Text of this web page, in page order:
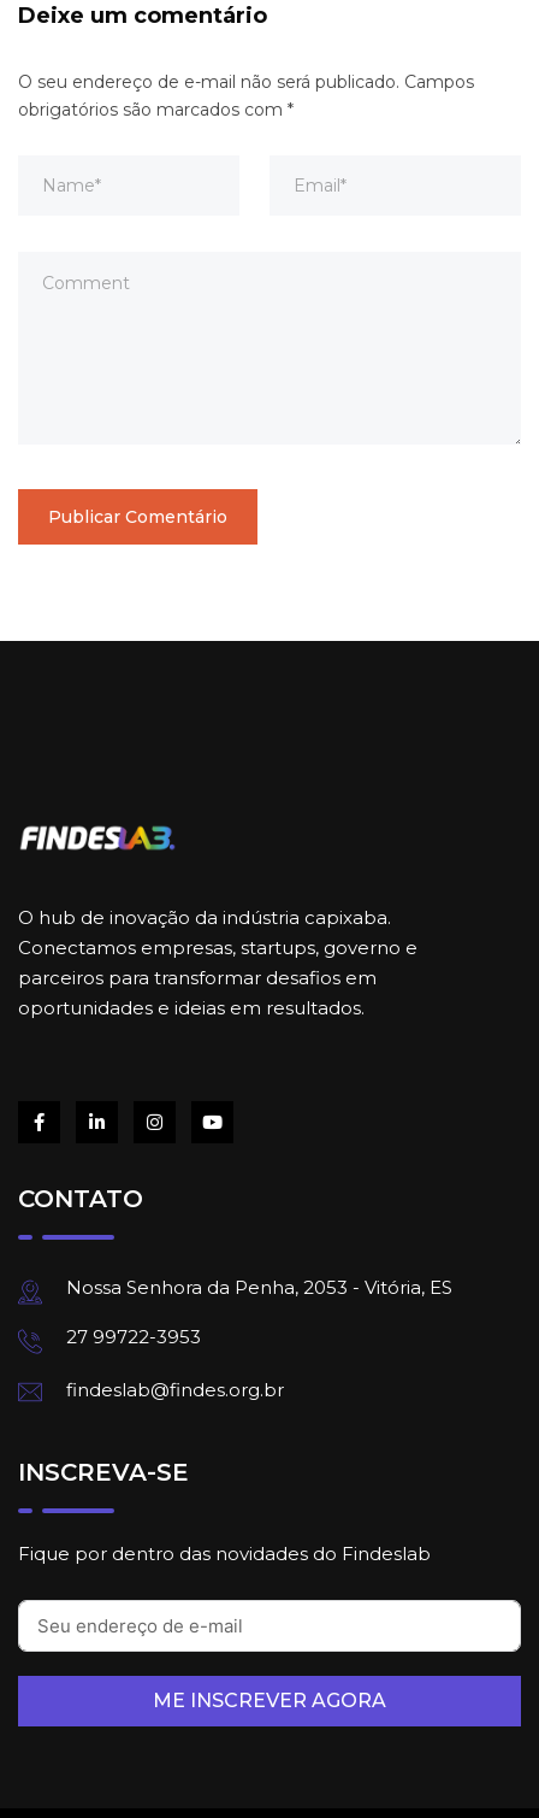
Deixe um comentário
O seu endereço de e-mail não será publicado. Campos
obrigatórios são marcados com *
O hub de inovação da indústria capixaba.
Conectamos empresas, startups, governo e
parceiros para transformar desafios em
oportunidades e ideias em resultados.
CONTATO
Nossa Senhora da Penha, 2053 - Vitória, ES
27 99722-3953
findeslab@findes.org.br
INSCREVA-SE
Fique por dentro das novidades do Findeslab
ME INSCREVER AGORA